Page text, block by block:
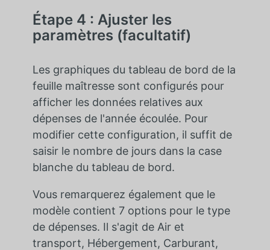
Étape 4 : Ajuster les
paramètres (facultatif)
Les graphiques du tableau de bord de la
feuille maîtresse sont configurés pour
afficher les données relatives aux
dépenses de l'année écoulée. Pour
modifier cette configuration, il suffit de
saisir le nombre de jours dans la case
blanche du tableau de bord.
Vous remarquerez également que le
modèle contient 7 options pour le type
de dépenses. Il s'agit de Air et
transport, Hébergement, Carburant,